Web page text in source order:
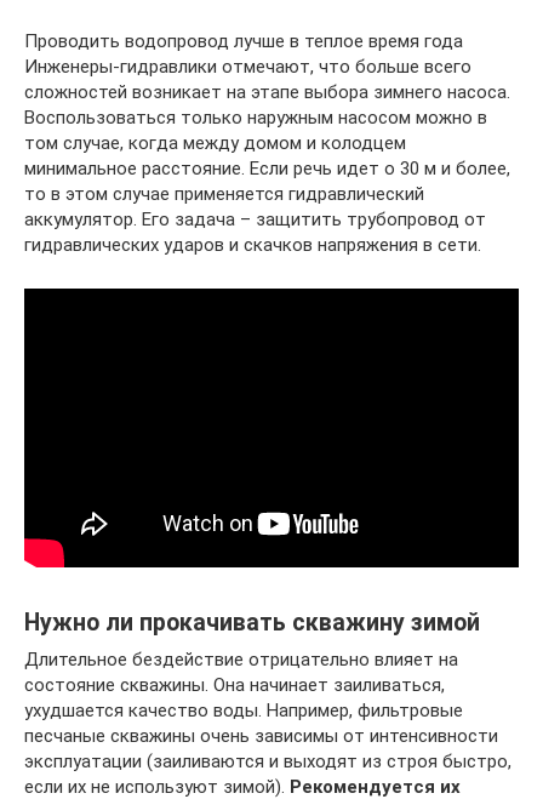
Проводить водопровод лучше в теплое время года
Инженеры-гидравлики отмечают, что больше всего
сложностей возникает на этапе выбора зимнего насоса.
Воспользоваться только наружным насосом можно в
том случае, когда между домом и колодцем
минимальное расстояние. Если речь идет о 30 м и более,
то в этом случае применяется гидравлический
аккумулятор. Его задача – защитить трубопровод от
гидравлических ударов и скачков напряжения в сети.
Нужно ли прокачивать скважину зимой
Длительное бездействие отрицательно влияет на
состояние скважины. Она начинает заиливаться,
ухудшается качество воды. Например, фильтровые
песчаные скважины очень зависимы от интенсивности
эксплуатации (заиливаются и выходят из строя быстро,
если их не используют зимой). Рекомендуется их